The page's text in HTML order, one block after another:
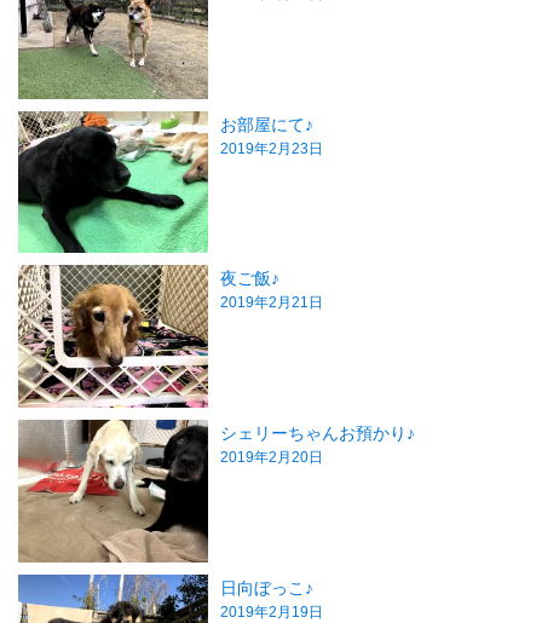
お部屋にて♪
2019年2月23日
夜ご飯♪
2019年2月21日
シェリーちゃんお預かり♪
2019年2月20日
日向ぼっこ♪
2019年2月19日